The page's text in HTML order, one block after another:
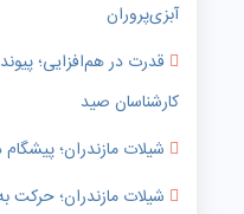
آبزی‌پروران
قدرت در هم‌افزایی؛
کارشناسان صید
شیلات مازندران؛
شیلات مازندران؛ حرکت